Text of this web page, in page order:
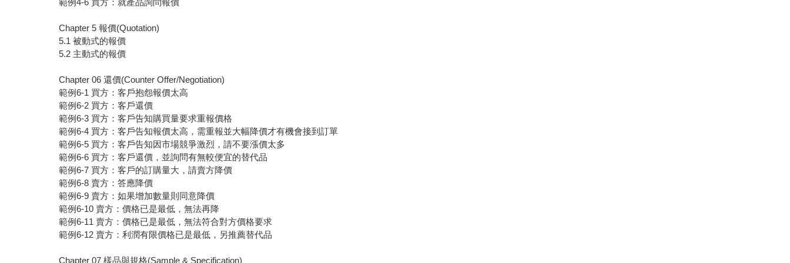
範例4-6 買方：就產品詢問報價
Chapter 5 報價(Quotation)
5.1 被動式的報價
5.2 主動式的報價
Chapter 06 還價(Counter Offer/Negotiation)
範例6-1 買方：客戶抱怨報價太高
範例6-2 買方：客戶還價
範例6-3 買方：客戶告知購買量要求重報價格
範例6-4 買方：客戶告知報價太高，需重報並大幅降價才有機會接到訂單
範例6-5 買方：客戶告知因市場競爭激烈，請不要漲價太多
範例6-6 買方：客戶還價，並詢問有無較便宜的替代品
範例6-7 買方：客戶的訂購量大，請賣方降價
範例6-8 賣方：答應降價
範例6-9 賣方：如果增加數量則同意降價
範例6-10 賣方：價格已是最低，無法再降
範例6-11 賣方：價格已是最低，無法符合對方價格要求
範例6-12 賣方：利潤有限價格已是最低，另推薦替代品
Chapter 07 樣品與規格(Sample & Specification)